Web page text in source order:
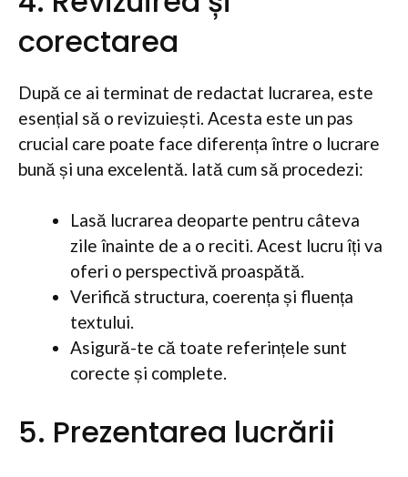
corectarea
După ce ai terminat de redactat lucrarea, este
esențial să o revizuiești. Acesta este un pas
crucial care poate face diferența între o lucrare
bună și una excelentă. Iată cum să procedezi:
Lasă lucrarea deoparte pentru câteva
zile înainte de a o reciti. Acest lucru îți va
oferi o perspectivă proaspătă.
Verifică structura, coerența și fluența
textului.
Asigură-te că toate referințele sunt
corecte și complete.
5. Prezentarea lucrării